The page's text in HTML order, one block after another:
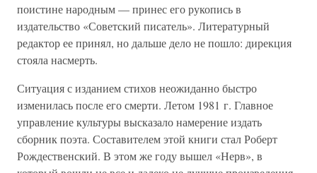
поистине народным — принес его рукопись в
издательство «Советский писатель». Литературный
редактор ее принял, но дальше дело не пошло: дирекция
стояла насмерть.
Ситуация с изданием стихов неожиданно быстро
изменилась после его смерти. Летом 1981 г. Главное
управление культуры высказало намерение издать
сборник поэта. Составителем этой книги стал Роберт
Рождественский. В этом же году вышел «Нерв», в